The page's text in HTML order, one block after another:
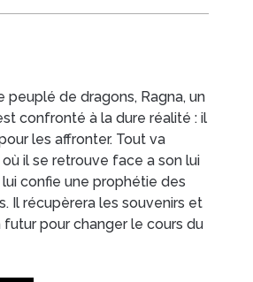
peuplé de dragons, Ragna, un
confronté à la dure réalité : il
les affronter. Tout va
il se retrouve face a son lui
confie une prophétie des
Il récupèrera les souvenirs et
pour changer le cours du